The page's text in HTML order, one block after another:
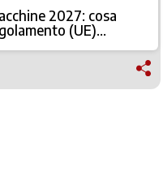
2027: cosa
(UE)